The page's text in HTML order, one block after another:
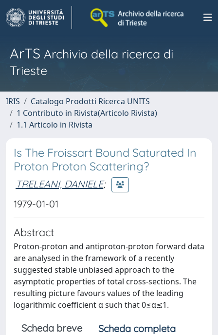
ArTS Archivio della ricerca di
Trieste
IRIS
Catalogo Prodotti Ricerca UNITS
1 Contributo in Rivista(Articolo Rivista)
1.1 Articolo in Rivista
Is The Froissart Bound Saturated In
Proton Proton Scattering?
TRELEANI, DANIELE;
1979-01-01
Abstract
Proton-proton and antiproton-proton forward data
are analysed in the framework of a recently
suggested stable unbiased approach to the
asymptotic properties of total cross-sections. The
resulting picture favours values of the leading
logarithmic coefficient α such that 0≤α≲1.
Scheda breve Scheda completa